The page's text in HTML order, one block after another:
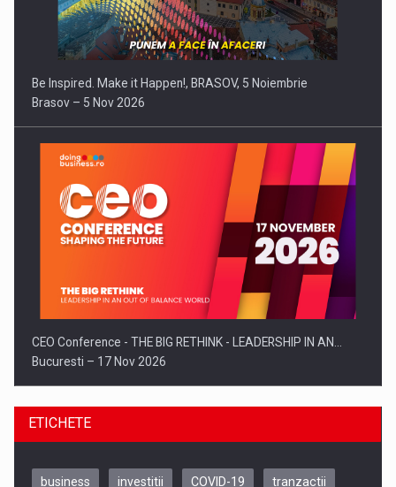
Be Inspired. Make it Happen!, BRASOV, 5 Noiembrie
Brasov – 5 Nov 2026
CEO Conference - THE BIG RETHINK - LEADERSHIP IN AN…
Bucuresti – 17 Nov 2026
ETICHETE
business investitii COVID-19 tranzactii